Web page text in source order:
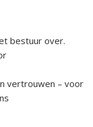
bestuur over.
vertrouwen – voor